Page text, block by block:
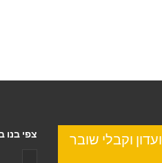
צפי בנו
וקבלי שובר